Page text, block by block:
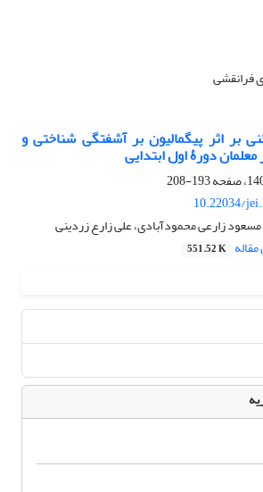
فرانقشی
بر اثر پیگمالیون بر آشفتگی شناختی و
دورۀ اول ابتدایی
193-208
10.22034/
زارعی محمودآبادی، علی زارع زردینی
551.52 K